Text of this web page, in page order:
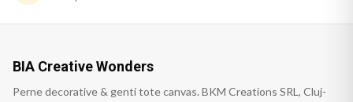
BIA Creative Wonders
Perne decorative & genti tote canvas. BKM Creations SRL, Cluj-